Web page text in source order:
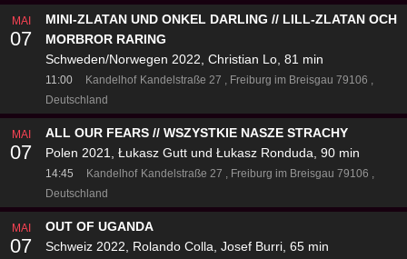
MAI
07
MINI-ZLATAN UND ONKEL DARLING // LILL-ZLATAN OCH
MORBROR RARING
Schweden/Norwegen 2022, Christian Lo, 81 min
11:00 Kandelhof Kandelstraße 27
Freiburg im Breisgau 79106
Deutschland
MAI
07
ALL OUR FEARS // WSZYSTKIE NASZE STRACHY
Polen 2021, Łukasz Gutt und Łukasz Ronduda, 90 min
14:45 Kandelhof Kandelstraße 27
Freiburg im Breisgau 79106
Deutschland
MAI
07
OUT OF UGANDA
Schweiz 2022, Rolando Colla, Josef Burri, 65 min